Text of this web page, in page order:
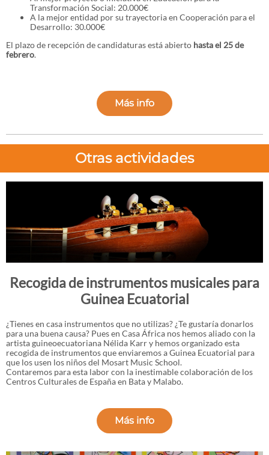
Transformación Social: 20.000€
A la mejor entidad por su trayectoria en Cooperación para el
Desarrollo: 30.000€
El plazo de recepción de candidaturas está abierto hasta el 25 de
febrero.
Más info
Otras actividades
Recogida de instrumentos musicales para
Guinea Ecuatorial
¿Tienes en casa instrumentos que no utilizas? ¿Te gustaría donarlos
para una buena causa? Pues en Casa África nos hemos aliado con la
artista guineoecuatoriana Nélida Karr y hemos organizado esta
recogida de instrumentos que enviaremos a Guinea Ecuatorial para
que los usen los niños del Mosart Music School.
Contaremos para esta labor con la inestimable colaboración de los
Centros Culturales de España en Bata y Malabo.
Más info